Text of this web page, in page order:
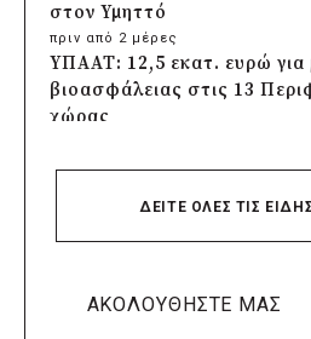
στον Υμηττό
πριν από 2 μέρες
ΥΠΑΑΤ: 12,5 εκατ. ευρώ για
βιοασφάλειας στις 13
χώρας
Πρέσπεια 2026: Έξι ημέρες
μουσικής και
Δήμος Πέλλας: Σε
πριν από 2 μέρες
ΔΕΙΤΕ ΟΛΕΣ ΤΙΣ
ΑΚΟΛΟΥΘΗΣΤΕ ΜΑΣ